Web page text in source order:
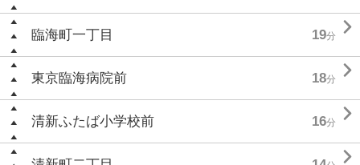
臨海町一丁目 19分 
東京臨海病院前 18分 
清新ふたば小学校前 16分 
